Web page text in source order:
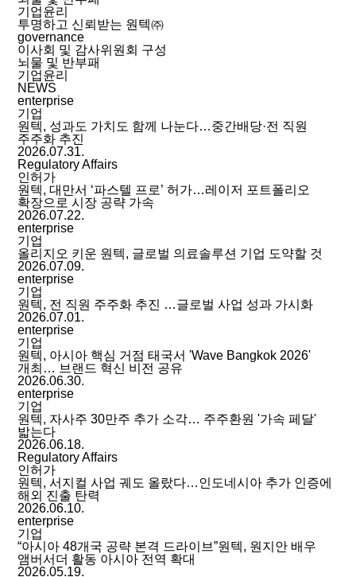
기업윤리
투명하고 신뢰받는 원텍㈜
governance
이사회 및 감사위원회 구성
뇌물 및 반부패
기업윤리
NEWS
enterprise
기업
원텍, 성과도 가치도 함께 나눈다…중간배당·전 직원
주주화 추진
2026.07.31.
Regulatory Affairs
인허가
원텍, 대만서 ‘파스텔 프로’ 허가…레이저 포트폴리오
확장으로 시장 공략 가속
2026.07.22.
enterprise
기업
올리지오 키운 원텍, 글로벌 의료솔루션 기업 도약할 것
2026.07.09.
enterprise
기업
원텍, 전 직원 주주화 추진 …글로벌 사업 성과 가시화
2026.07.01.
enterprise
기업
원텍, 아시아 핵심 거점 태국서 'Wave Bangkok 2026'
개최… 브랜드 혁신 비전 공유
2026.06.30.
enterprise
기업
원텍, 자사주 30만주 추가 소각… 주주환원 '가속 페달'
밟는다
2026.06.18.
Regulatory Affairs
인허가
원텍, 서지컬 사업 궤도 올랐다…인도네시아 추가 인증에
해외 진출 탄력
2026.06.10.
enterprise
기업
“아시아 48개국 공략 본격 드라이브”원텍, 원지안 배우
앰버서더 활동 아시아 전역 확대
2026.05.19.